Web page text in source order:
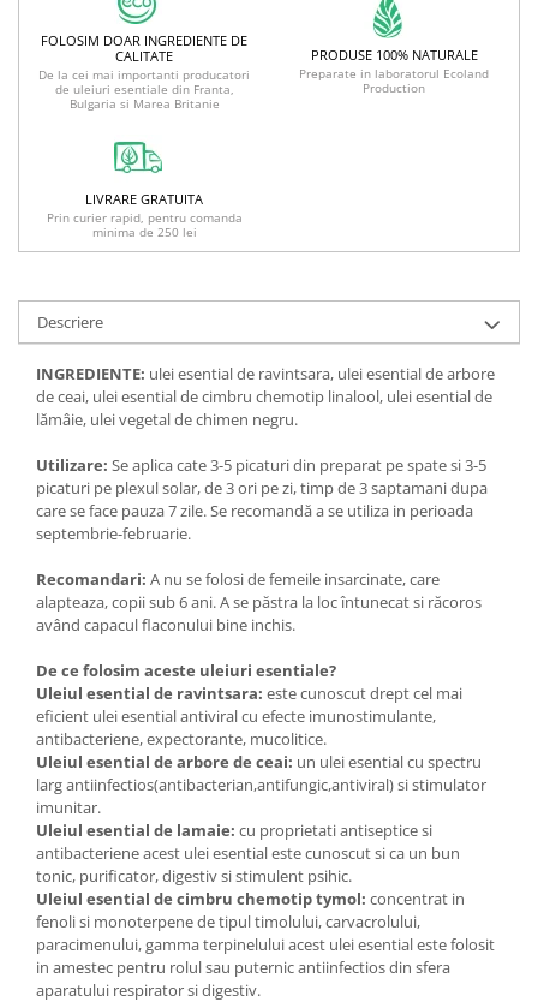
FOLOSIM DOAR INGREDIENTE DE
CALITATE
De la cei mai importanti producatori
de uleiuri esentiale din Franta,
Bulgaria si Marea Britanie
PRODUSE 100% NATURALE
Preparate in laboratorul Ecoland
Production
LIVRARE GRATUITA
Prin curier rapid, pentru comanda
minima de 250 lei
Descriere
INGREDIENTE: ulei esential de ravintsara, ulei esential de arbore
de ceai, ulei esential de cimbru chemotip linalool, ulei esential de
lămâie, ulei vegetal de chimen negru.
Utilizare: Se aplica cate 3-5 picaturi din preparat pe spate si 3-5
picaturi pe plexul solar, de 3 ori pe zi, timp de 3 saptamani dupa
care se face pauza 7 zile. Se recomandă a se utiliza in perioada
septembrie-februarie.
Recomandari: A nu se folosi de femeile insarcinate, care
alapteaza, copii sub 6 ani. A se păstra la loc întunecat si răcoros
având capacul flaconului bine inchis.
De ce folosim aceste uleiuri esentiale?
Uleiul esential de ravintsara: este cunoscut drept cel mai
eficient ulei esential antiviral cu efecte imunostimulante,
antibacteriene, expectorante, mucolitice.
Uleiul esential de arbore de ceai: un ulei esential cu spectru
larg antiinfectios(antibacterian,antifungic,antiviral) si stimulator
imunitar.
Uleiul esential de lamaie: cu proprietati antiseptice si
antibacteriene acest ulei esential este cunoscut si ca un bun
tonic, purificator, digestiv si stimulent psihic.
Uleiul esential de cimbru chemotip tymol: concentrat in
fenoli si monoterpene de tipul timolului, carvacrolului,
paracimenului, gamma terpinelului acest ulei esential este folosit
in amestec pentru rolul sau puternic antiinfectios din sfera
aparatului respirator si digestiv.